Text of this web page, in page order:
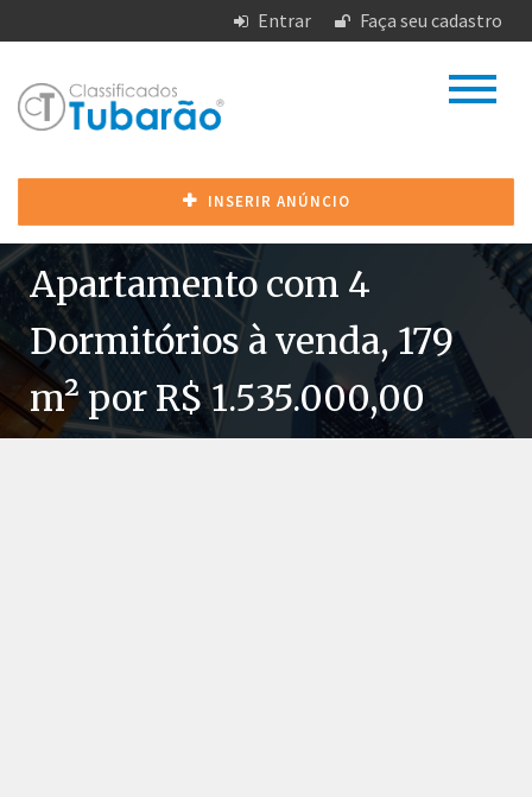
Entrar Faça seu cadastro
INSERIR ANÚNCIO
Apartamento com 4
Dormitórios à venda, 179
m² por R$ 1.535.000,00